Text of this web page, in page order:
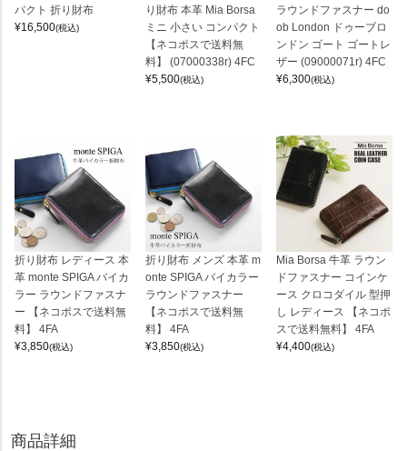
パクト 折り財布
¥16,500(税込)
り財布 本革 Mia Borsa
ミニ 小さい コンパクト
【ネコポスで送料無
料】 (07000338r) 4FC
¥5,500(税込)
ラウンドファスナー do
ob London ドゥーブロ
ンドン ゴート ゴートレ
ザー (09000071r) 4FC
¥6,300(税込)
折り財布 レディース 本
革 monte SPIGA バイカ
ラー ラウンドファスナ
ー 【ネコポスで送料無
料】 4FA
¥3,850(税込)
折り財布 メンズ 本革 m
onte SPIGA バイカラー
ラウンドファスナー
【ネコポスで送料無
料】 4FA
¥3,850(税込)
Mia Borsa 牛革 ラウン
ドファスナー コインケ
ース クロコダイル 型押
し レディース 【ネコポ
スで送料無料】 4FA
¥4,400(税込)
商品詳細